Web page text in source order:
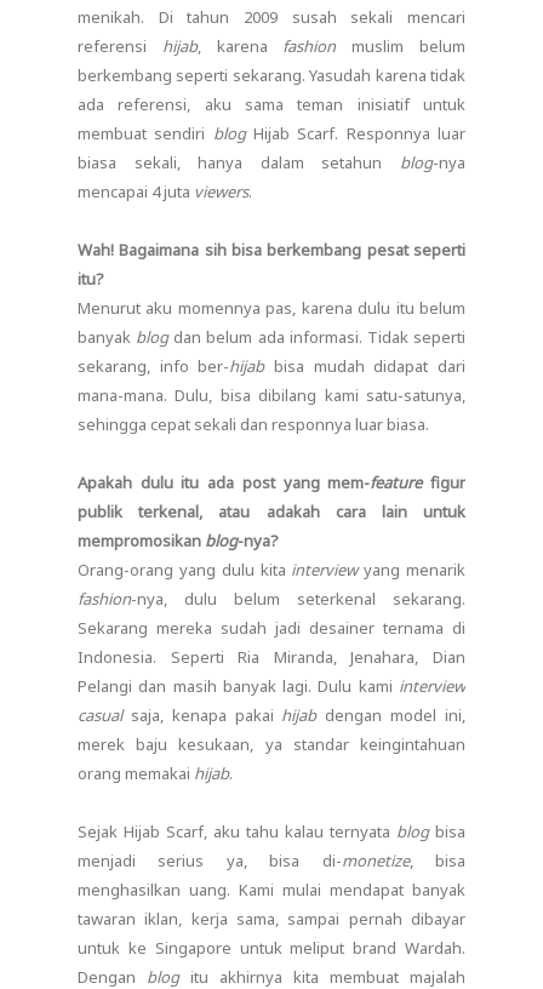
menikah. Di tahun 2009 susah sekali mencari
referensi hijab, karena fashionmuslim belum
berkembang seperti sekarang. Yasudah karena tidak
ada referensi, aku sama teman inisiatif untuk
membuat sendiri blogHijab Scarf. Responnya luar
biasa sekali, hanya dalam setahun blog-nya
mencapai 4 juta viewers.
Wah! Bagaimana sih bisa berkembang pesat seperti
itu?
Menurut aku momennya pas, karena dulu itu belum
banyak blogdan belum ada informasi. Tidak seperti
sekarang, info ber-hijabbisa mudah didapat dari
mana-mana. Dulu, bisa dibilang kami satu-satunya,
sehingga cepat sekali dan responnya luar biasa.
Apakah dulu itu ada post yang mem-featurefigur
publik terkenal, atau adakah cara lain untuk
mempromosikan blog-nya?
Orang-orang yang dulu kita interviewyang menarik
fashion-nya, dulu belum seterkenal sekarang.
Sekarang mereka sudah jadi desainer ternama di
Indonesia. Seperti Ria Miranda, Jenahara, Dian
Pelangi dan masih banyak lagi. Dulu kami interview
casualsaja, kenapa pakai hijabdengan model ini,
merek baju kesukaan, ya standar keingintahuan
orang memakai hijab.
Sejak Hijab Scarf, aku tahu kalau ternyata blogbisa
menjadi serius ya, bisa di-monetize, bisa
menghasilkan uang. Kami mulai mendapat banyak
tawaran iklan, kerja sama, sampai pernah dibayar
untuk ke Singapore untuk meliput brand Wardah.
Dengan blogitu akhirnya kita membuat majalah